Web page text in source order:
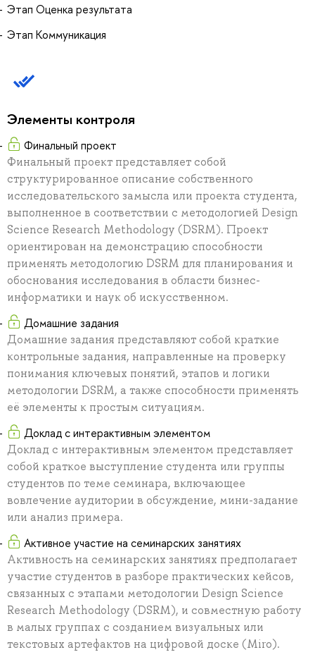
Этап Оценка результата
Этап Коммуникация
Элементы контроля
Финальный проект
Финальный проект представляет собой
структурированное описание собственного
исследовательского замысла или проекта студента,
выполненное в соответствии с методологией Design
Science Research Methodology (DSRM). Проект
ориентирован на демонстрацию способности
применять методологию DSRM для планирования и
обоснования исследования в области бизнес-
информатики и наук об искусственном.
Домашние задания
Домашние задания представляют собой краткие
контрольные задания, направленные на проверку
понимания ключевых понятий, этапов и логики
методологии DSRM, а также способности применять
её элементы к простым ситуациям.
Доклад с интерактивным элементом
Доклад с интерактивным элементом представляет
собой краткое выступление студента или группы
студентов по теме семинара, включающее
вовлечение аудитории в обсуждение, мини-задание
или анализ примера.
Активное участие на семинарских занятиях
Активность на семинарских занятиях предполагает
участие студентов в разборе практических кейсов,
связанных с этапами методологии Design Science
Research Methodology (DSRM), и совместную работу
в малых группах с созданием визуальных или
текстовых артефактов на цифровой доске (Miro).